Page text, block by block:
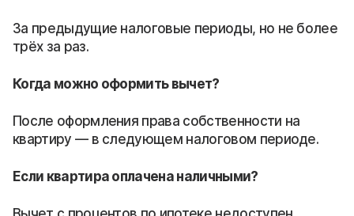
За предыдущие налоговые периоды, но не более
трёх за раз.
Когда можно оформить вычет?
После оформления права собственности на
квартиру — в следующем налоговом периоде.
Если квартира оплачена наличными?